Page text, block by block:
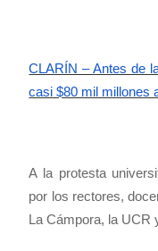
CLARÍN – Antes de
casi $80 mil millones
A la protesta
por los rectores,
La Cámpora, la UCR